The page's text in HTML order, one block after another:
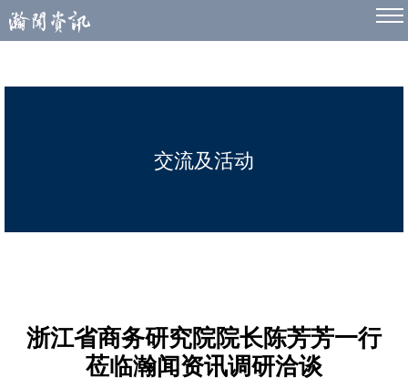
交流及活动
浙江省商务研究院院长陈芳芳一行
莅临瀚闻资讯调研洽谈